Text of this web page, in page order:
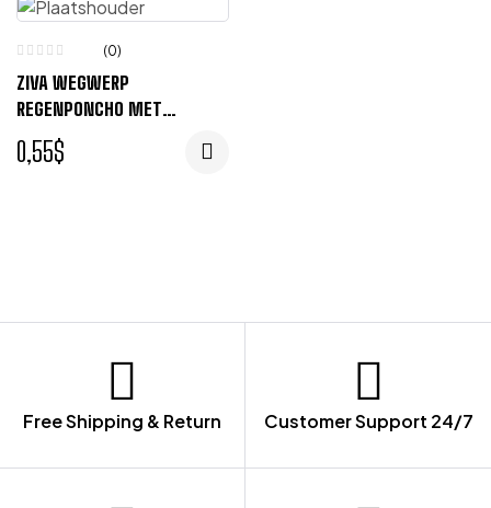
(0)
ZIVA WEGWERP
REGENPONCHO MET
OPBERGTASJE – WIT
0,55$
Free Shipping & Return Customer Support 24/7